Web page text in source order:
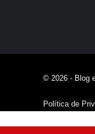
© 2026 - Blog
Política de